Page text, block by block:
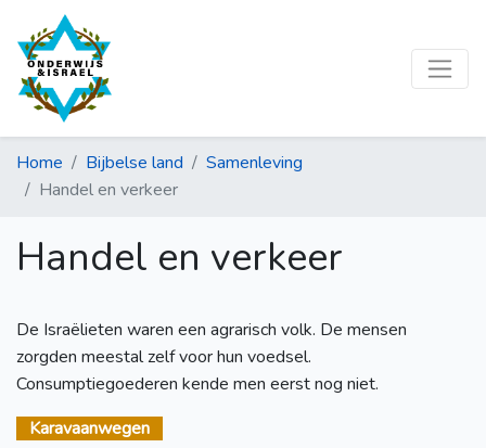
Home Bijbelse land
Samenleving
Handel en verkeer
Handel en verkeer
De Israëlieten waren een agrarisch volk. De mensen
zorgden meestal zelf voor hun voedsel.
Consumptiegoederen kende men eerst nog niet.
Karavaanwegen